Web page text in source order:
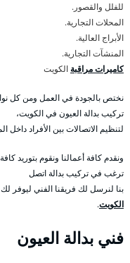
للفلل والقصور.
المحلات التجارية.
الأبراج العالية.
المنشآت التجارية.
كاميرات مراقبة الكويت
نختص بالجودة في العمل ومن كل
تركيب بدالة العيون في الكويت،
لتنظيم الاتصالات بين الأفراد
ونقدم كافة أعمالنا ونقوم بتوريد
ترغب في تركيب بدالة اتصل
بنا لنرسل لك فريقنا الفني ليوفر
الكويت.
فني بدالة العيون